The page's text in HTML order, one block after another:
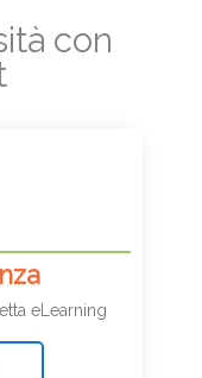
con
eLearning